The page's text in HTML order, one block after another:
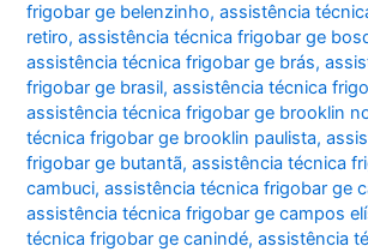
frigobar ge belenzinho,assistência
retiro,assistência técnica frigobar ge
assistência técnica frigobar ge brás,
frigobar ge brasil,assistência técnica
assistência técnica frigobar ge brooklin
técnica frigobar ge brooklin paulista,
frigobar ge butantã,assistência técnica
cambuci,assistência técnica frigobar ge
assistência técnica frigobar ge campos
técnica frigobar ge canindé,assistência